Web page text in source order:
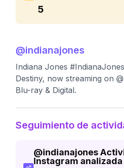
5
@indianajones
Indiana Jones
Destiny, now streaming on
Blu-ray & Digital.
Seguimiento de
@indianajones
Instagram analizada